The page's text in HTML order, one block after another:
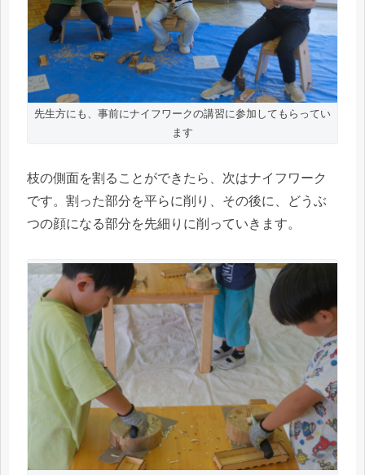
先生方にも、事前にナイフワークの講習に参加してもらってい
ます
枝の側面を割ることができたら、次はナイフワーク
です。割った部分を平らに削り、その後に、どうぶ
つの顔になる部分を先細りに削っていきます。